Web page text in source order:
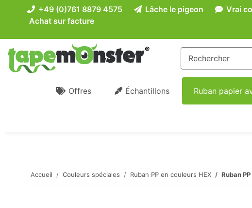
+49 (0)761 8879 4575 Lâche le pigeon Vrai
Achat sur facture
Offres Échantillons Ruban papier
Accueil Couleurs spéciales Ruban PP en couleurs HEX Ruban